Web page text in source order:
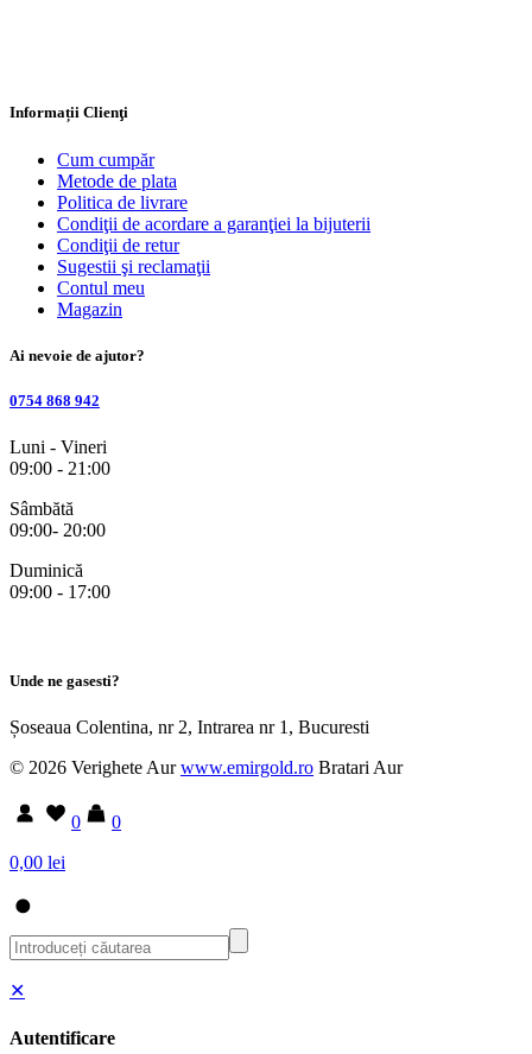
Informații Clienţi
Cum cumpăr
Metode de plata
Politica de livrare
Condiţii de acordare a garanţiei la bijuterii
Condiţii de retur
Sugestii şi reclamaţii
Contul meu
Magazin
Ai nevoie de ajutor?
0754 868 942
Luni - Vineri
09:00 - 21:00
Sâmbătă
09:00- 20:00
Duminică
09:00 - 17:00
Unde ne gasesti?
Șoseaua Colentina, nr 2, Intrarea nr 1, Bucuresti
© 2026 Verighete Aurwww.emirgold.ro Bratari Aur
0
0
0,00 lei
✕
Autentificare